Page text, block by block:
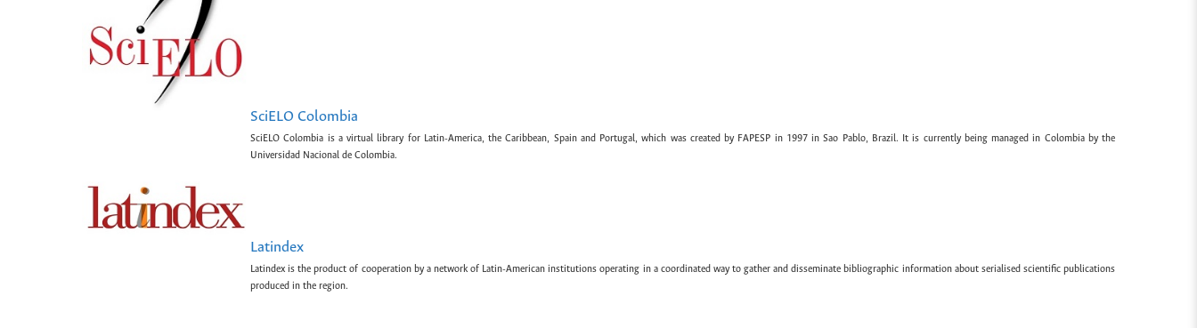
SciELO Colombia
SciELO Colombia is a virtual library for Latin-America, the Caribbean, Spain and Portugal, which was created by FAPESP in 1997 in Sao Pablo, Brazil. It is currently being managed in Colombia by the
Universidad Nacional de Colombia.
Latindex
Latindex is the product of cooperation by a network of Latin-American institutions operating in a coordinated way to gather and disseminate bibliographic information about serialised scientific publications
produced in the region.